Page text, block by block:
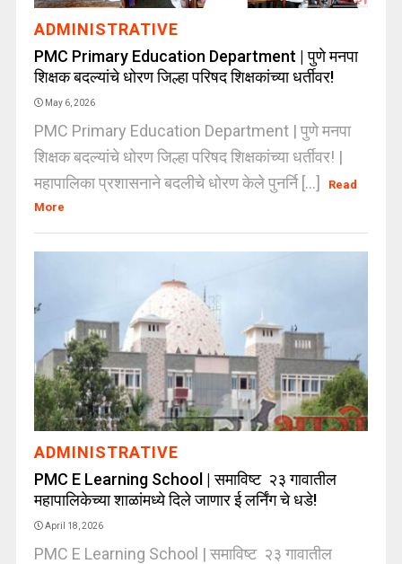
ADMINISTRATIVE
PMC Primary Education Department | पुणे मनपा
शिक्षक बदल्यांचे धोरण जिल्हा परिषद शिक्षकांच्या धर्तीवर!
May 6, 2026
PMC Primary Education Department | पुणे मनपा
शिक्षक बदल्यांचे धोरण जिल्हा परिषद शिक्षकांच्या धर्तीवर! |
महापालिका प्रशासनाने बदलीचे धोरण केले पुनर्नि [...]
Read
More
ADMINISTRATIVE
PMC E Learning School | समाविष्ट २३ गावातील
महापालिकेच्या शाळांमध्ये दिले जाणार ई लर्निंग चे धडे!
April 18, 2026
PMC E Learning School | समाविष्ट २३ गावातील